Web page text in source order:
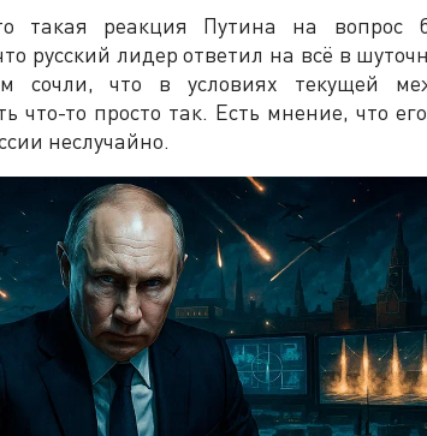
такая реакция Путина на вопрос
русский лидер ответил на всё в
сочли, что в условиях текущей
что-то просто так. Есть мнение, что
неслучайно.